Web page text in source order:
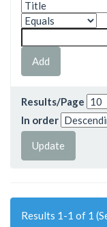
Results/Page
In order
Results 1-1 of 1